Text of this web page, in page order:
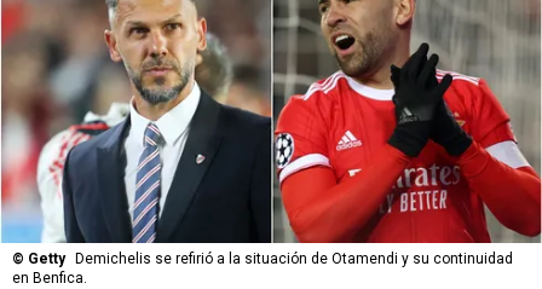
© Getty
Demichelis se refirió a la situación de Otamendi y su continuidad
en Benfica.